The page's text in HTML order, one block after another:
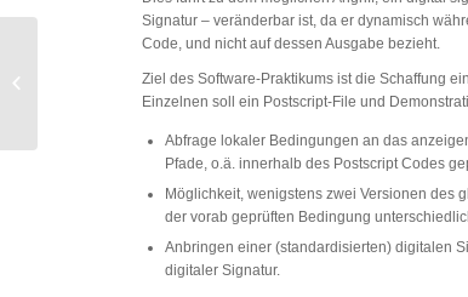
Signatur – veränderbar ist, da er dynamisch
Code, und nicht auf dessen Ausgabe bezieht.
Ziel des Software-Praktikums ist die Schaffung
Einzelnen soll ein Postscript-File und
Abfrage lokaler Bedingungen an das
Pfade, o.ä. innerhalb des Postscript Codes
Möglichkeit, wenigstens zwei Versionen des
der vorab geprüften Bedingung
Anbringen einer (standardisierten) digitalen
digitaler Signatur.
Studierende gesucht –
Masterarbeit AINF –
Simulation of Critical